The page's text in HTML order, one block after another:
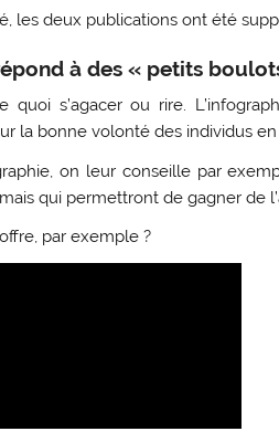
les deux publications ont été
à des « petits
quoi s’agacer ou rire.
la bonne volonté des individus
on leur conseille par
qui permettront de gagner de
par exemple ?